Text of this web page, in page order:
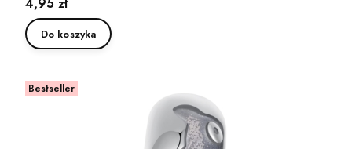
Do koszyka
Bestseller